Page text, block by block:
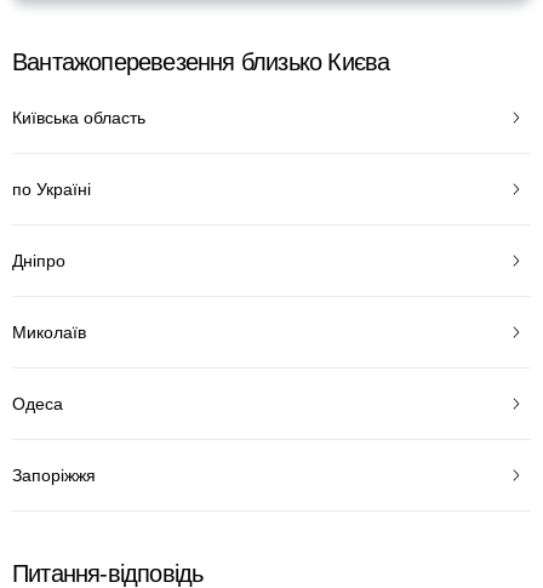
Вантажоперевезення близько Києва
Київська область
по Україні
Дніпро
Миколаїв
Одеса
Запоріжжя
Питання-відповідь